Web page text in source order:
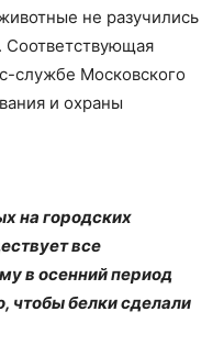
не разучились
Соответствующая
службе Московского
и охраны
на городских
все
в осенний период
чтобы белки сделали